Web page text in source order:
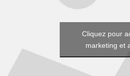
Cliquez pour
marketing et